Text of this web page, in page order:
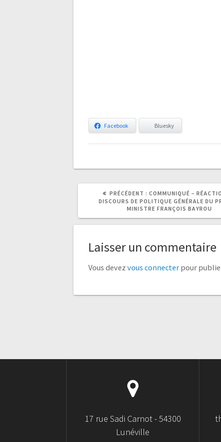
Facebook Bluesky
PRÉCÉDENT :
ARTICLE
PRÉCÉDENT
COMMUNIQUÉ –
DISCOURS DE POLITIQUE GÉNÉRALE DU
MINISTRE FRANÇOIS BAYROU
ARTICLE
Laisser un commentaire
Vous devezvous connecter pour
17 rue Sadi Carnot - 54300
Lunéville